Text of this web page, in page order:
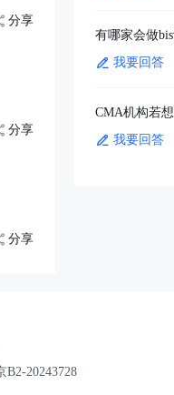
分享
分享
分享
有哪家会做
我要回答
CMA机构若
我要回答
20243728